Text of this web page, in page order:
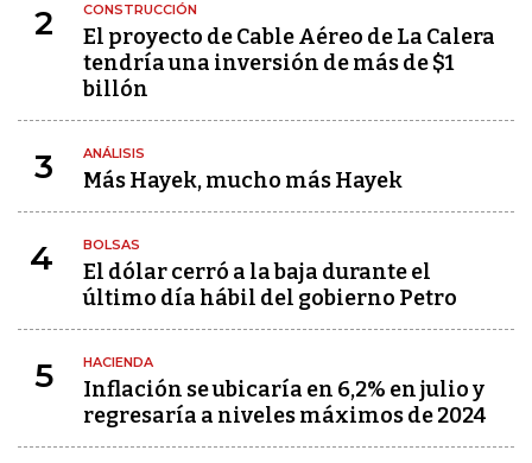
2 CONSTRUCCIÓN
El proyecto de Cable Aéreo de La Calera
tendría una inversión de más de $1
billón
3 ANÁLISIS
Más Hayek, mucho más Hayek
4 BOLSAS
El dólar cerró a la baja durante el
último día hábil del gobierno Petro
5 HACIENDA
Inflación se ubicaría en 6,2% en julio y
regresaría a niveles máximos de 2024